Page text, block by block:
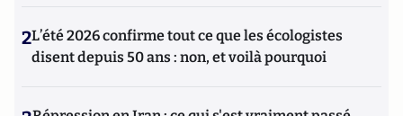
2L’été 2026 confirme tout ce que les écologistes
disent depuis 50 ans : non, et voilà pourquoi